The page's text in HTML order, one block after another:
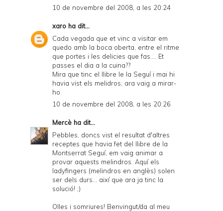
10 de novembre del 2008, a les 20:24
xaro ha dit...
Cada vegada que et vinc a visitar em
quedo amb la boca oberta, entre el ritme
que portes i les delicies que fas.... Et
passes el dia a la cuina??
Mira que tinc el llibre le la Seguí i mai hi
havia vist els melidros, ara vaig a mirar-
ho.
10 de novembre del 2008, a les 20:26
Mercè ha dit...
Pebbles, doncs vist el resultat d'altres
receptes que havia fet del llibre de la
Montserrat Seguí, em vaig animar a
provar aquests melindros. Aquí els
ladyfingers (melindros en anglès) solen
ser dels durs... així que ara ja tinc la
solució! ;)
Olles i somriures! Benvingut/da al meu